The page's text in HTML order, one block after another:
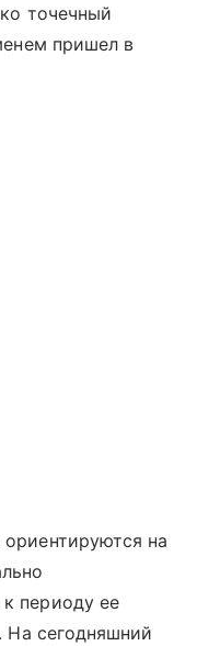
точечный
пришел в
на
периоду ее
На сегодняшний